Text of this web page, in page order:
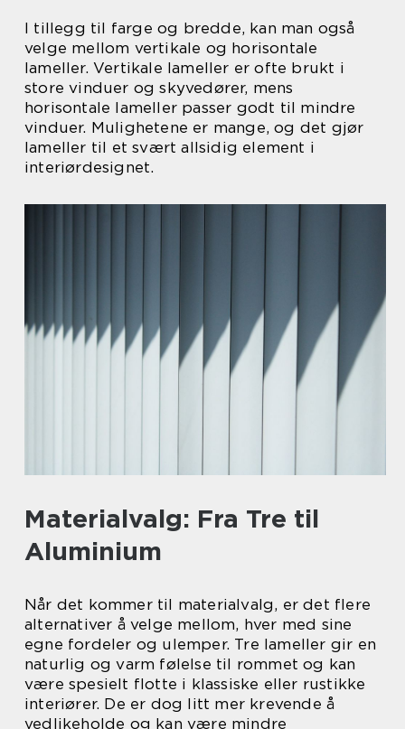
I tillegg til farge og bredde, kan man også
velge mellom vertikale og horisontale
lameller. Vertikale lameller er ofte brukt i
store vinduer og skyvedører, mens
horisontale lameller passer godt til mindre
vinduer. Mulighetene er mange, og det gjør
lameller til et svært allsidig element i
interiørdesignet.
Materialvalg: Fra Tre til
Aluminium
Når det kommer til materialvalg, er det flere
alternativer å velge mellom, hver med sine
egne fordeler og ulemper. Tre lameller gir en
naturlig og varm følelse til rommet og kan
være spesielt flotte i klassiske eller rustikke
interiører. De er dog litt mer krevende å
vedlikeholde og kan være mindre